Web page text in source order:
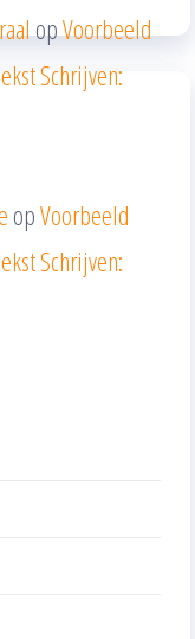
opVoorbeeld
Schrijven:
opVoorbeeld
Schrijven: